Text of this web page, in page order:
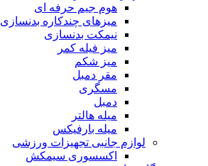
هوم جیم حرفه ای
میزهای چندکاره بدنسازی
نیمکت بدنسازی
میز فیله کمر
میز شکم
مقر دمبل
مسگری
دمبل
میله هالتر
میله بارفیکس
لوازم جانبی تجهیزات ورزشی
اکسسوری سیمکش